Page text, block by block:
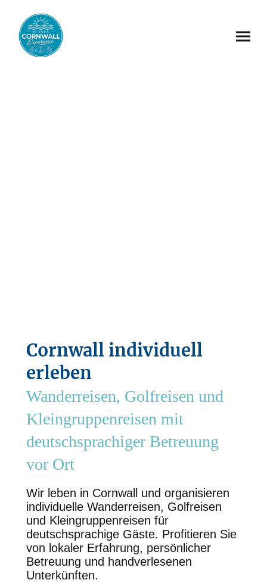
Cornwall individuell
erleben
Wanderreisen, Golfreisen und
Kleingruppenreisen mit
deutschsprachiger Betreuung
vor Ort
Wir leben in Cornwall und organisieren
individuelle Wanderreisen, Golfreisen
und Kleingruppenreisen für
deutschsprachige Gäste. Profitieren Sie
von lokaler Erfahrung, persönlicher
Betreuung und handverlesenen
Unterkünften.